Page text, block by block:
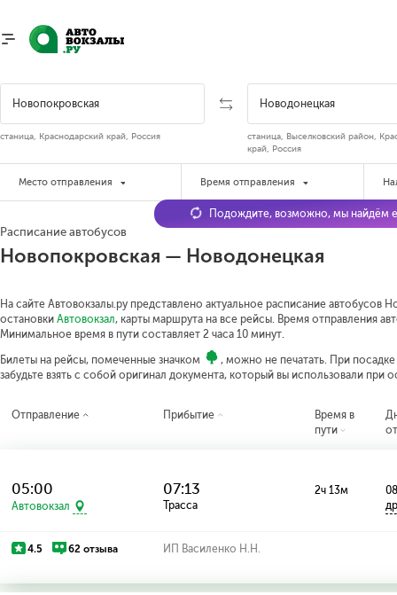
станица, Краснодарский край, Россия
станица, Выселковский район,
край, Россия
Место отправления Время отправления
Расписание автобусов
Новопокровская — Новодонецкая
На сайте Автовокзалы.ру представлено актуальное расписание автобусов
остановки Автовокзал, карты маршрута на все рейсы. Время отправления
Минимальное время в пути составляет 2 часа 10 минут.
Билеты на рейсы, помеченные значком
, можно не печатать. При
забудьте взять с собой оригинал документа, который вы использовали при
Подождите, возможно, мы найдём
Отправление Прибытие
Время в
пути
05:00
Автовокзал
07:13
Трасса
2ч 13м
4.5 62 отзыва ИП Василенко Н.Н.